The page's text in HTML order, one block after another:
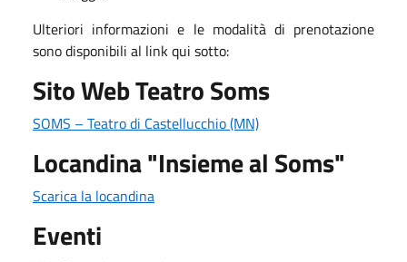
Ulteriori informazioni e le modalità di prenotazione
sono disponibili al link qui sotto:
Sito Web Teatro Soms
SOMS – Teatro di Castellucchio (MN)
Locandina "Insieme al Soms"
Scarica la locandina
Eventi